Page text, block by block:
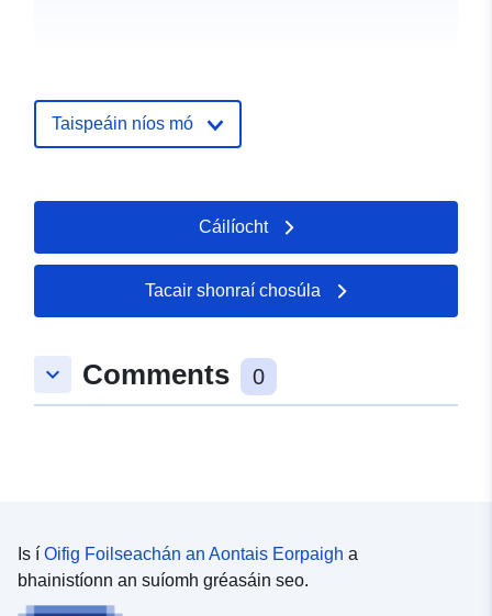
Taispeáin níos mó
Cáilíocht
Tacair shonraí chosúla
keyboard_arrow_down Comments 0
Is í Oifig Foilseachán an Aontais Eorpaigh a
bhainistíonn an suíomh gréasáin seo.